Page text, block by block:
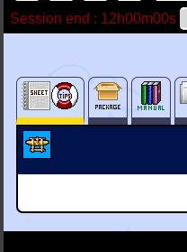
Session end : 12h00m00s